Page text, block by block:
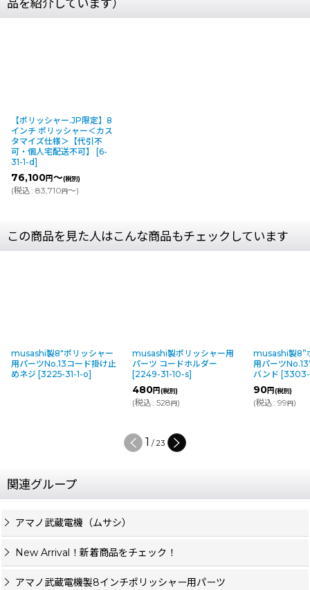
【ポリッシャー.JP限定】8
インチ ポリッシャー＜カス
タマイズ仕様＞【代引不
可・個人宅配送不可】
[6-
31-1-d]
76,100円～(税別)
(税込: 83,710円～)
この商品を見た人はこんな商品もチェックしています
musashi製8"ポリッシャー
用パーツNo.13コード掛け止
めネジ [3225-31-1-o]
musashi製ポリッシャー用
パーツ コードホルダー
[2249-31-10-s]
480円(税別)
(税込: 528円)
musashi製8”
用パーツ
バンド [3303-
90円(税別)
(税込: 99円)
1 / 23
関連グループ
アマノ武蔵電機（ムサシ）
New Arrival！新着商品をチェック！
アマノ武蔵電機製8インチポリッシャー用パーツ